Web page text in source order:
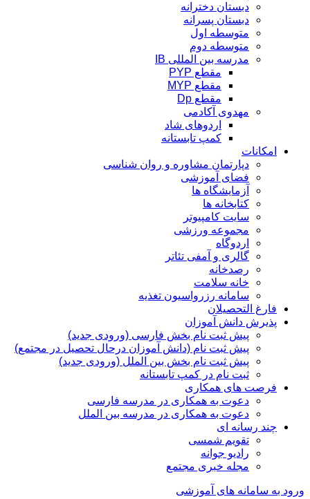
دبستان دخترانه
دبستان پسرانه
متوسطه اول
متوسطه دوم
مدرسه بین المللی IB
مقطع PYP
مقطع MYP
مقطع Dp
مهدوی آکادمی
اردوهای شاد
کمپ تابستانه
امکانات
دپارتمان مشاوره و روان شناسی
فضای آموزشی
آزمایشگاه ها
کتابخانه ها
سایت کامپیوتر
مجموعه ورزشی
اردوگاه
گالری و آمفی تئاتر
رصدخانه
خانه سلامت
سامانه رزرواسیون تغذیه
فارغ التحصیلان
پذیرش دانش آموزان
پیش ثبت نام بخش فارسی (ورودی جدید)
پیش ثبت نام (دانش آموزان درحال تحصیل در مجتمع)
پیش ثبت نام بخش بین الملل (ورودی جدید)
ثبت نام در کمپ تابستانه
فرصت های همکاری
دعوت به همکاری در مدرسه فارسی
دعوت به همکاری در مدرسه بین الملل
چند رسانه ای
تقویم شمسی
رادیو جوانه
مجله خبری مجتمع
ورود به سامانه های آموزشی